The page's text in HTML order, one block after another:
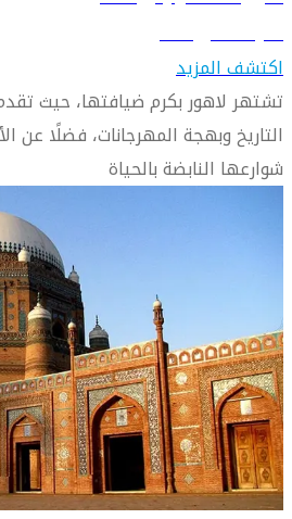
تعرّف على لاهور
اكتشف المزيد
تشتهر لاهور بكرم ضيافتها، حيث
التاريخ وبهجة المهرجانات، فضلًا
شوارعها النابضة بالحياة